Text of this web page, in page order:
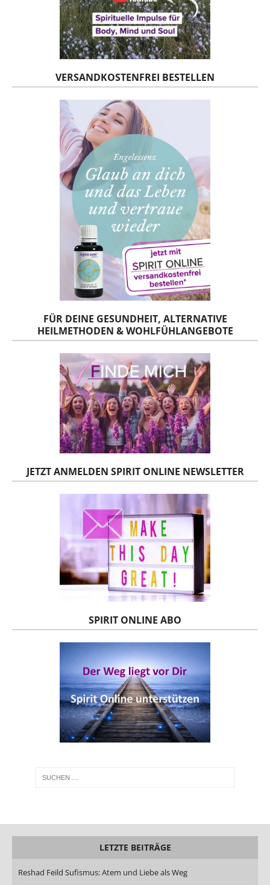
VERSANDKOSTENFREI BESTELLEN
FÜR DEINE GESUNDHEIT, ALTERNATIVE
HEILMETHODEN & WOHLFÜHLANGEBOTE
JETZT ANMELDEN SPIRIT ONLINE NEWSLETTER
SPIRIT ONLINE ABO
LETZTE BEITRÄGE
Reshad Feild Sufismus: Atem und Liebe als Weg